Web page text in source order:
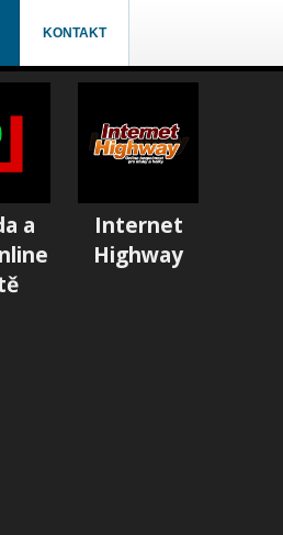
KONTAKT
a
Internet
Highway